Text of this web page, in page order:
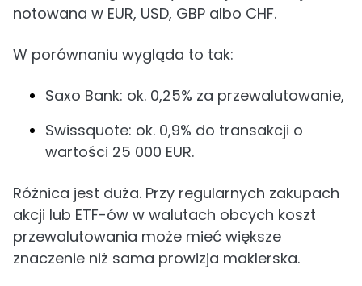
notowana w EUR, USD, GBP albo CHF.
W porównaniu wygląda to tak:
Saxo Bank: ok. 0,25% za przewalutowanie,
Swissquote: ok. 0,9% do transakcji o
wartości 25 000 EUR.
Różnica jest duża. Przy regularnych zakupach
akcji lub ETF-ów w walutach obcych koszt
przewalutowania może mieć większe
znaczenie niż sama prowizja maklerska.